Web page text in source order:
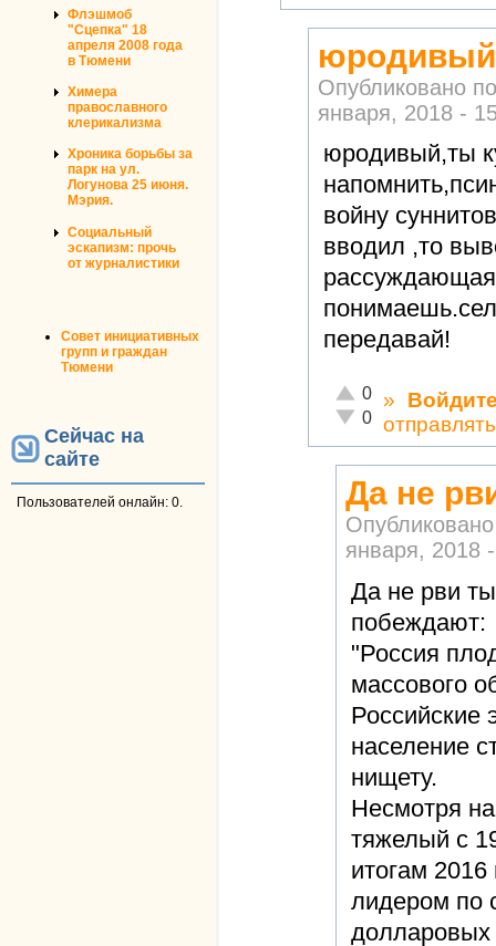
Флэшмоб
"Сцепка" 18
апреля 2008 года
в Тюмени
Химера
православного
клерикализма
Хроника борьбы за
парк на ул.
Логунова 25 июня.
Мэрия.
Социальный
эскапизм: прочь
от журналистики
Совет инициативных
групп и граждан
Тюмени
Сейчас на
сайте
Пользователей онлайн: 0.
Опубликовано
января, 2018 -
юродивый,ты
войну
вводил ,то
передавай!
Отлично!
0
Неадекватно!
0
»
Да не
января, 2018
Да не рви
побеждают:
"Россия
массового
Российские
население
нищету.
Несмотря
тяжелый с
итогам
лидером по